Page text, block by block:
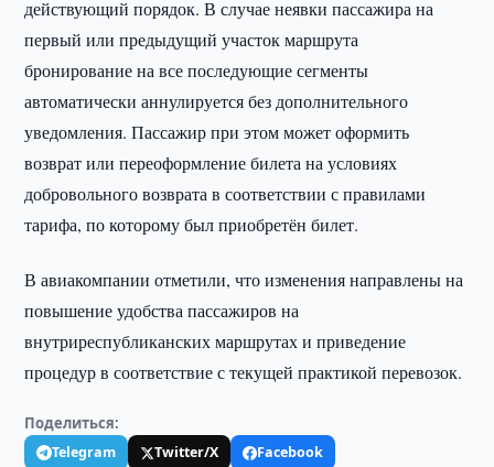
действующий порядок. В случае неявки пассажира на
первый или предыдущий участок маршрута
бронирование на все последующие сегменты
автоматически аннулируется без дополнительного
уведомления. Пассажир при этом может оформить
возврат или переоформление билета на условиях
добровольного возврата в соответствии с правилами
тарифа, по которому был приобретён билет.
В авиакомпании отметили, что изменения направлены на
повышение удобства пассажиров на
внутриреспубликанских маршрутах и приведение
процедур в соответствие с текущей практикой перевозок.
Поделиться:
Telegram Twitter/X
Facebook